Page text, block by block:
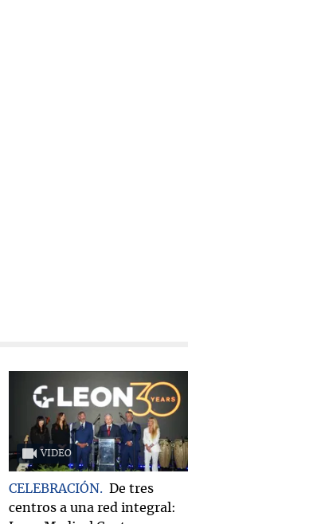
VIDEO
CELEBRACIÓN
De tres
centros a una red integral: